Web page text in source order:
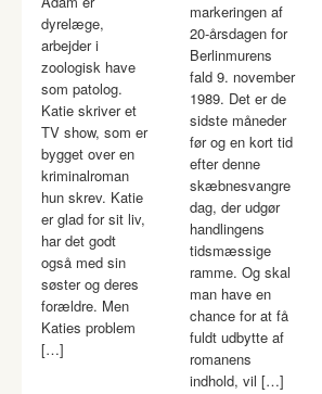
dyrelæge,
arbejder i
zoologisk have
som patolog.
Katie skriver et
TV show, som er
bygget over en
kriminalroman
hun skrev. Katie
er glad for sit liv,
har det godt
også med sin
søster og deres
forældre. Men
Katies problem
[…]
markeringen af
20-årsdagen for
Berlinmurens
fald 9. november
1989. Det er de
sidste måneder
før og en kort tid
efter denne
skæbnesvangre
dag, der udgør
handlingens
tidsmæssige
ramme. Og skal
man have en
chance for at få
fuldt udbytte af
romanens
indhold, vil […]